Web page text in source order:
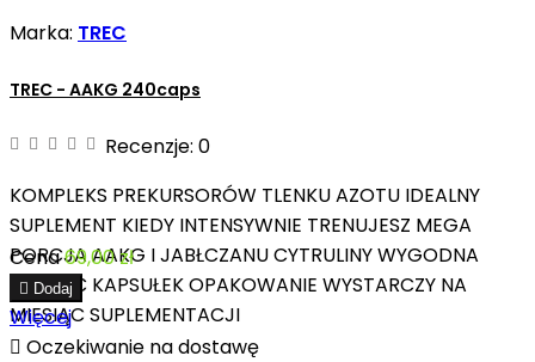
Marka: TREC
TREC - AAKG 240caps
Recenzje: 0
KOMPLEKS PREKURSORÓW TLENKU AZOTU IDEALNY
SUPLEMENT KIEDY INTENSYWNIE TRENUJESZ MEGA
PORCJA AAKG I JABŁCZANU CYTRULINY WYGODNA
POSTAĆ KAPSUŁEK OPAKOWANIE WYSTARCZY NA
MIESIĄC SUPLEMENTACJI
Cena69,00 zł
 Dodaj
Więcej
 Oczekiwanie na dostawę